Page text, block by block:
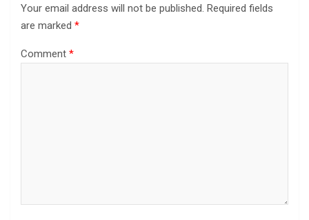
Your email address will not be published. Required fields
are marked *
Comment *